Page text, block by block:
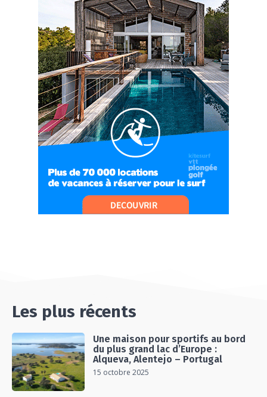
#Ep8 VLOG : DÉCOUVERTE DU VERCORS ET DU
BASSIN GRENOBLOIS !
09:04
#Ep9 VLOG : UN SPORTIHOME CHEZ
SPORTIHOME !
07:21
#Ep10 VLOG : UN SEJOUR SPORTIF PROCHE DE
PARIS !
07:37
#Ep11 VLOG : SÉJOUR AU BORD DE LA SAÔNE
ET AU LAC D’AIGUEBELETTE
05:55
#Ep12 VLOG : ANNECY, ENTRE LAC ET
06:26
UN SÉJOUR SPORT & NATURE
07:19
Les plus récents
Une maison pour sportifs au bord
du plus grand lac d’Europe :
Alqueva, Alentejo – Portugal
15 octobre 2025